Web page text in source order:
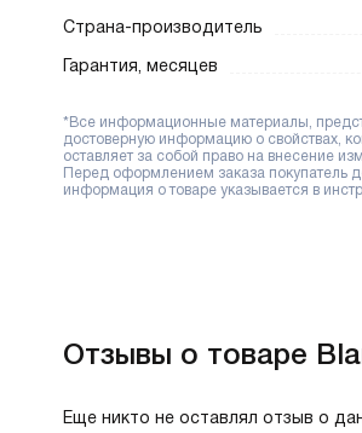
Страна-производитель
Гарантия, месяцев
*Все информационные материалы,
достоверную информацию о свойствах,
оставляет за собой право на внесение
Перед оформлением заказа покупатель
информация о товаре указывается в
Отзывы о товаре
Еще никто не оставлял отзыв о